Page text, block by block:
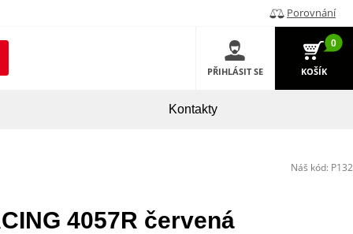
Porovnání
PŘIHLÁSIT SE
0
KOŠÍK
Kontakty
4057R červená
Náš kód: P132